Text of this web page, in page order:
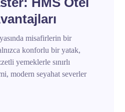
misafirlerin bir
konforlu bir yatak,
yemeklerle sınırlı
modern seyahat severler